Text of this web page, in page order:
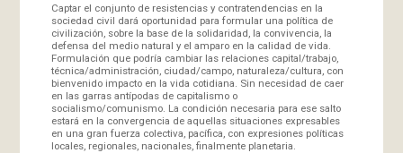
Captar el conjunto de resistencias y contratendencias en la
sociedad civil dará oportunidad para formular una política de
civilización, sobre la base de la solidaridad, la convivencia, la
defensa del medio natural y el amparo en la calidad de vida.
Formulación que podría cambiar las relaciones capital/trabajo,
técnica/administración, ciudad/campo, naturaleza/cultura, con
bienvenido impacto en la vida cotidiana. Sin necesidad de caer
en las garras antípodas de capitalismo o
socialismo/comunismo. La condición necesaria para ese salto
estará en la convergencia de aquellas situaciones expresables
en una gran fuerza colectiva, pacífica, con expresiones políticas
locales, regionales, nacionales, finalmente planetaria.